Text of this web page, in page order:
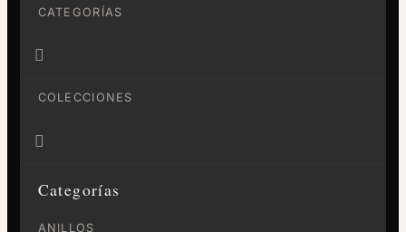
CATEGORÍAS

COLECCIONES

Categorías
ANILLOS